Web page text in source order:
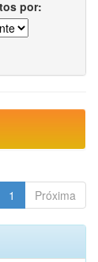
por:
1 Próxima